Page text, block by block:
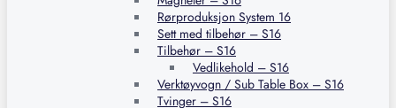
Rørproduksjon System 16
Sett med tilbehør – S16
Tilbehør – S16
Vedlikehold – S16
Verktøyvogn / Sub Table Box – S16
Tvinger – S16